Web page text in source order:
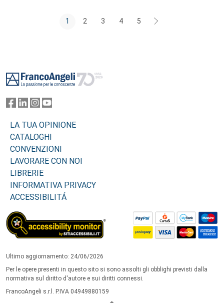
1 2 3 4 5
LA TUA OPINIONE
CATALOGHI
CONVENZIONI
LAVORARE CON NOI
LIBRERIE
INFORMATIVA PRIVACY
ACCESSIBILITÁ
Ultimo aggiornamento: 24/06/2026
Per le opere presenti in questo sito si sono assolti gli obblighi previsti dalla
normativa sul diritto d'autore e sui diritti connessi.
FrancoAngeli s.r.l. P.IVA 04949880159